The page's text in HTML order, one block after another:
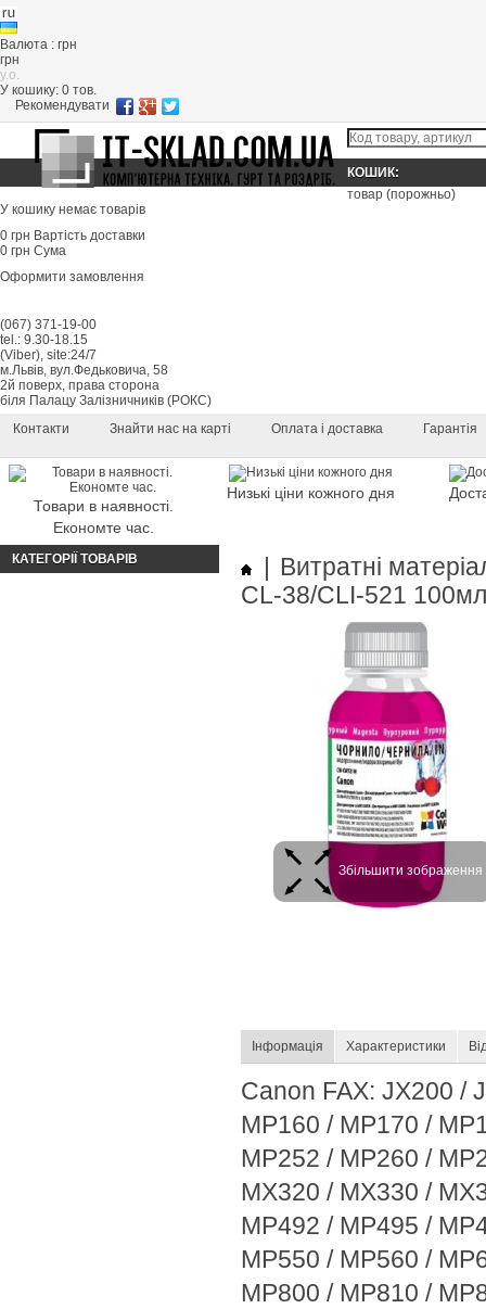
Валюта : грн
грн
y.o.
У кошику: 0 тов.
Рекомендувати
КОШИК:
товар (порожньо)
У кошику немає товарів
0 грн Вартість доставки
0 грн Сума
Оформити замовлення
(067) 371-19-00
tel.: 9.30-18.15
(Viber), site:24/7
м.Львів, вул.Федьковича, 58
2й поверх, права сторона
біля Палацу Залізничників (РОКС)
Контакти
Знайти нас на карті Оплата і доставка Гарантія
Товари в наявності.
Економте час.
Низькі ціни кожного дня
КАТЕГОРІЇ ТОВАРІВ
Витратні
CL-38/CLI-521
Збільшити зображення
Інформація Характеристики
Canon FAX: JX200 /
MP160 / MP170 /
MP252 / MP260 /
MX320 / MX330 /
MP492 / MP495 /
MP550 / MP560 /
MP800 / MP810 /